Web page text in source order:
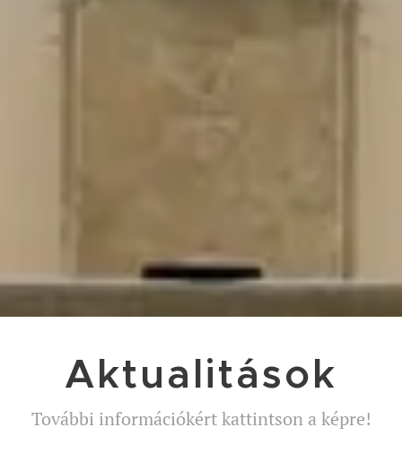
Aktualitások
További információkért kattintson a képre!